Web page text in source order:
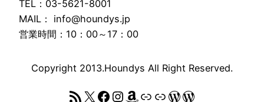
TEL：03-5621-8001
MAIL： info@houndys.jp
営業時間：10：00～17：00
Copyright 2013.Houndys All Right Reserved.
RSS フィードX Facebook
Instagram
Amazon
リンク リンクWordPress
WordPress